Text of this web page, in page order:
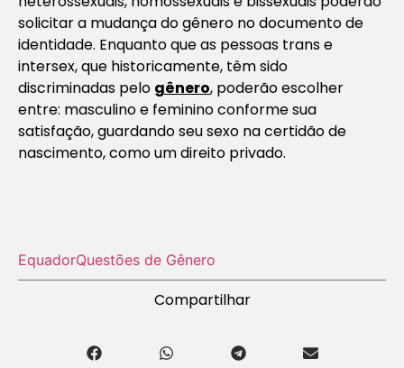
solicitar a mudança do gênero no documento de
identidade. Enquanto que as pessoas trans e
intersex, que historicamente, têm sido
discriminadas pelo gênero, poderão escolher
entre: masculino e feminino conforme sua
satisfação, guardando seu sexo na certidão de
nascimento, como um direito privado.
EquadorQuestões de Gênero
Compartilhar